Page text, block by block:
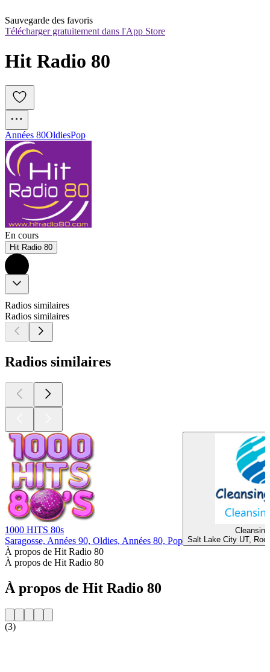
Sauvegarde des favoris
Télécharger gratuitement dans l'App Store
Hit Radio 80
Années 80OldiesPop
En cours
Hit Radio 80
Radios similaires
Radios similaires
Radios similaires
1000 HITS 80s
Saragosse, Années 90, Oldies, Années 80, Pop Salt Lake City UT,
À propos de Hit Radio 80
À propos de Hit Radio 80
À propos de Hit Radio 80
(3)